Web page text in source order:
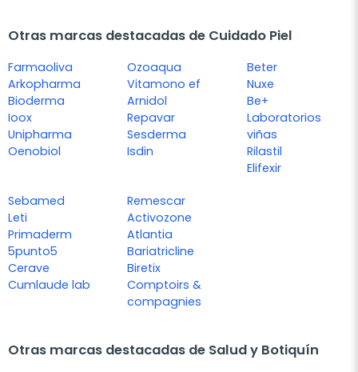
Otras marcas destacadas de Cuidado Piel
Farmaoliva
Arkopharma
Bioderma
Ioox
Unipharma
Oenobiol
Ozoaqua
Vitamono ef
Arnidol
Repavar
Sesderma
Isdin
Beter
Nuxe
Be+
Laboratorios
viñas
Rilastil
Elifexir
Sebamed
Leti
Primaderm
5punto5
Cerave
Cumlaude lab
Remescar
Activozone
Atlantia
Bariatricline
Biretix
Comptoirs &
compagnies
Otras marcas destacadas de Salud y Botiquín